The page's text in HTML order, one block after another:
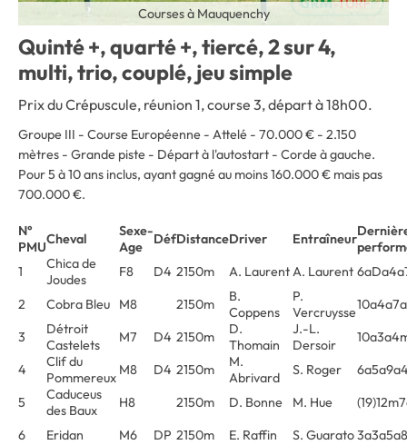
Courses à Mauquenchy
Quinté +, quarté +, tiercé, 2 sur 4,
multi, trio, couplé, jeu simple
Prix du Crépuscule, réunion 1, course 3, départ à 18h00.
Groupe III - Course Européenne - Attelé - 70.000 € - 2.150
mètres - Grande piste - Départ à l'autostart - Corde à gauche.
Pour 5 à 10 ans inclus, ayant gagné au moins 160.000 € mais pas
700.000 €.
N°
PMUCheval
Sexe-
Age
DéfDistanceDriver Entraîneur
1
Chica de
Joudes
F8 D4 2150m A. LaurentA. Laurent
2
Cobra Bleu M8 2150m
B.
Coppens
P.
Vercruysse
3
Détroit
Castelets
M7 D4 2150m
D.
Thomain
J.-L.
Dersoir
4
Clif du
Pommereux M8 D4 2150m
M.
Abrivard
S. Roger
5
Caduceus
des Baux
H8 2150m D. Bonne M. Hue
6
Eridan M6 DP 2150m E. Raffin S. Guarato